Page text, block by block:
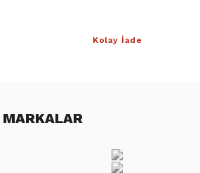
Kolay İade
MARKALAR